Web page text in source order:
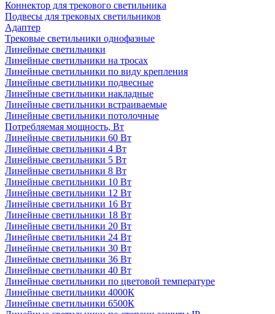
Коннектор для трекового светильника
Подвесы для трековых светильников
Адаптер
Трековые светильники однофазные
Линейные светильники
Линейные светильники на тросах
Линейные светильники по виду крепления
Линейные светильники подвесные
Линейные светильники накладные
Линейные светильники встраиваемые
Линейные светильники потолочные
Потребляемая мощность, Вт
Линейные светильники 60 Вт
Линейные светильники 4 Вт
Линейные светильники 5 Вт
Линейные светильники 8 Вт
Линейные светильники 10 Вт
Линейные светильники 12 Вт
Линейные светильники 16 Вт
Линейные светильники 18 Вт
Линейные светильники 20 Вт
Линейные светильники 24 Вт
Линейные светильники 30 Вт
Линейные светильники 36 Вт
Линейные светильники 40 Вт
Линейные светильники по цветовой температуре
Линейные светильники 4000К
Линейные светильники 6500К